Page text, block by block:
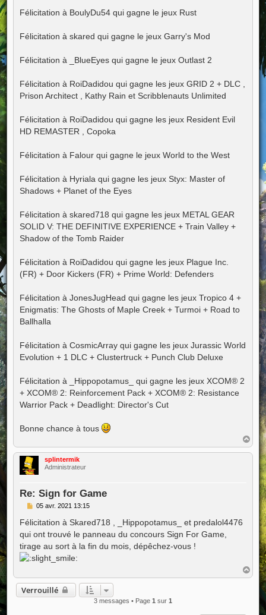
Félicitation à BoulyDu54 qui gagne le jeux Rust
Félicitation à skared qui gagne le jeux Garry's Mod
Félicitation à _BlueEyes qui gagne le jeux Outlast 2
Félicitation à RoiDadidou qui gagne les jeux GRID 2 + DLC ,
Prison Architect , Kathy Rain et Scribblenauts Unlimited
Félicitation à RoiDadidou qui gagne les jeux Resident Evil
HD REMASTER , Copoka
Félicitation à Falour qui gagne le jeux World to the West
Félicitation à Hyriala qui gagne les jeux Styx: Master of
Shadows + Planet of the Eyes
Félicitation à skared718 qui gagne les jeux METAL GEAR
SOLID V: THE DEFINITIVE EXPERIENCE + Train Valley +
Shadow of the Tomb Raider
Félicitation à RoiDadidou qui gagne les jeux Plague Inc.
(FR) + Door Kickers (FR) + Prime World: Defenders
Félicitation à JonesJugHead qui gagne les jeux Tropico 4 +
Enigmatis: The Ghosts of Maple Creek + Turmoi + Road to
Ballhalla
Félicitation à CosmicArray qui gagne les jeux Jurassic World
Evolution + 1 DLC + Clustertruck + Punch Club Deluxe
Félicitation à _Hippopotamus_ qui gagne les jeux XCOM® 2
+ XCOM® 2: Reinforcement Pack + XCOM® 2: Resistance
Warrior Pack + Deadlight: Director's Cut
Bonne chance à tous
a
u
splintermik
Administrateur
Re: Sign for Game
M
s
a
g
e
05 avr. 2021 13:15
Félicitation à Skared718 , _Hippopotamus_ et predalol4476
qui ont trouvé le panneau du concours Sign For Game,
tirage au sort à la fin du mois, dépêchez-vous !
a
Verrouillé
3 messages • Page 1sur 1